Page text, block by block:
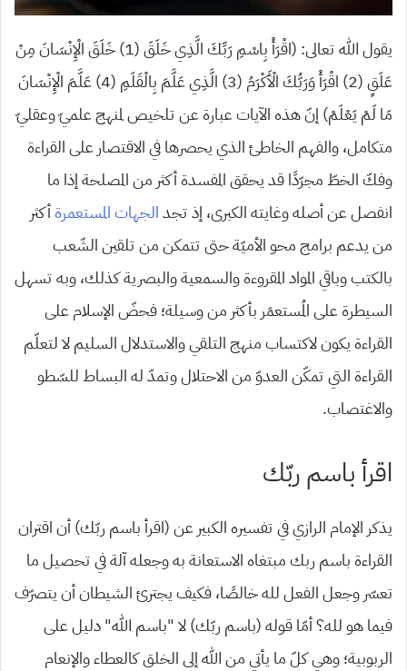
يقول الله تعالى: (اقْرَأْ بِاسْمِ رَبِّكَ الَّذِي خَلَقَ (1) خَلَقَ الْإِنْسَانَ مِنْ
عَلَقٍ (2) اقْرَأْ وَرَبُّكَ الْأَكْرَمُ (3) الَّذِي عَلَّمَ بِالْقَلَمِ (4) عَلَّمَ الْإِنْسَانَ
مَا لَمْ يَعْلَمْ) إنّ هذه الآيات عبارة عن تلخيص لمنهج علميّ وعقليّ
متكامل، والفهم الخاطئ الذي يحصرها في الاقتصار على القراءة
وفكّ الخطّ مجرّدًا قد يحقق المفسدة أكثر من المصلحة إذا ما
انفصل عن أصله وغايته الكبرى، إذ تجدالجهات المستعمرةأكثر
من يدعم برامج محو الأميّة حتى تتمكن من تلقين الشّعب
بالكتب وباقي المواد المقروءة والسمعية والبصرية كذلك، وبه تسهل
السيطرة على المُستعمَر بأكثر من وسيلة؛ فحضّ الإسلام على
القراءة يكون لاكتساب منهج التلقي والاستدلال السليم لا لتعلّم
القراءة التي تمكّن العدوّ من الاحتلال وتمدّ له البساط للسّطو
والاغتصاب.
اقرأ باسم ربّك
يذكر الإمام الرازي في تفسيره الكبير عن (اقرأ باسم ربّك) أن اقتران
القراءة باسم ربك مبتغاه الاستعانة به وجعله آلة في تحصيل ما
تعسّر وجعل الفعل لله خالصًا، فكيف يجترئ الشيطان أن يتصرّف
فيما هو لله؟أمّا قوله (باسم ربّك) لا “باسم الله” دليل على
الربوبية؛ وهي كلّ ما يأتي من الله إلى الخلق كالعطاء والإنعام